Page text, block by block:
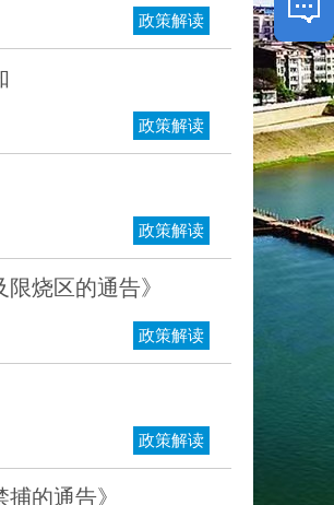
移动
我要
政策解读
政策解读
政策解读
烧区的通告》
政策解读
政策解读
的通告》